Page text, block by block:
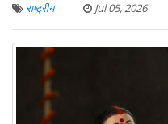
राष्ट्रीय Jul 05, 2026